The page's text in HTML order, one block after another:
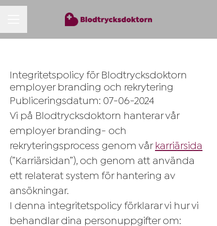
Integritetspolicy för Blodtrycksdoktorn
employer branding och rekrytering
Publiceringsdatum: 07-06-2024
Vi på Blodtrycksdoktorn hanterar vår
employer branding- och
rekryteringsprocess genom vår karriärsida
(”Karriärsidan”), och genom att använda
ett relaterat system för hantering av
ansökningar.
I denna integritetspolicy förklarar vi hur vi
behandlar dina personuppgifter om: